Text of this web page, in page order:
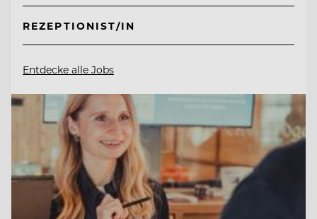
REZEPTIONIST/IN
Entdecke alle Jobs